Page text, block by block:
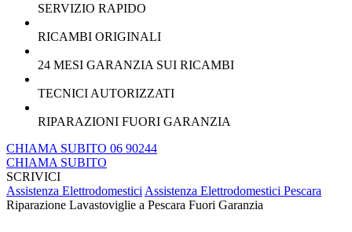
SERVIZIO RAPIDO
RICAMBI ORIGINALI
24 MESI GARANZIA SUI RICAMBI
TECNICI AUTORIZZATI
RIPARAZIONI FUORI GARANZIA
CHIAMA SUBITO 06 90244
CHIAMA SUBITO
SCRIVICI
Assistenza ElettrodomesticiAssistenza Elettrodomestici Pescara
Riparazione Lavastoviglie a Pescara Fuori Garanzia